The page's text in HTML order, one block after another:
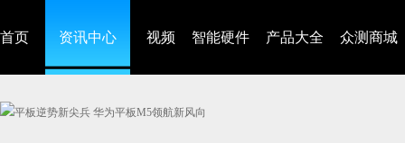
首页 资讯中心 视频 智能硬件 产品大全 众测商城